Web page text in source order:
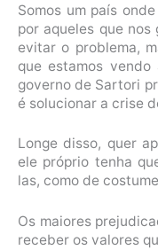
Somos um país
por aqueles que nos
evitar o problema,
que estamos
governo de Sartori
é solucionar a crise
Longe disso, quer
ele próprio tenha
las, como de
Os maiores
receber os valores